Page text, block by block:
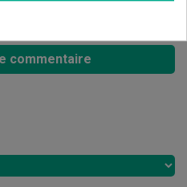
commentaire